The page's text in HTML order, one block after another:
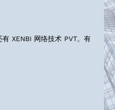
XENBI 网络技术 PVT。有